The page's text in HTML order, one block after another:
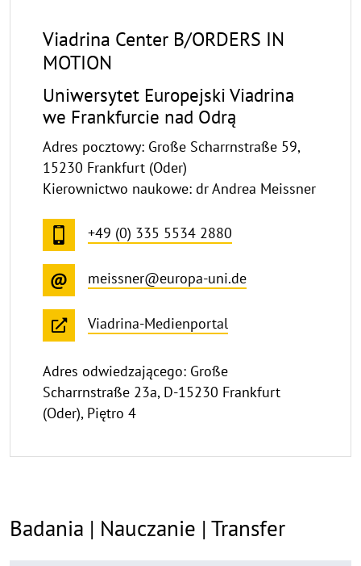
Viadrina Center B/ORDERS IN
MOTION
Uniwersytet Europejski Viadrina
we Frankfurcie nad Odrą
Adres pocztowy: Große Scharrnstraße 59,
15230 Frankfurt (Oder)
Kierownictwo naukowe: dr Andrea Meissner
+49 (0) 335 5534 2880
meissner@europa-uni.de
Viadrina-Medienportal
Adres odwiedzającego: Große
Scharrnstraße 23a, D-15230 Frankfurt
(Oder), Piętro 4
Badania | Nauczanie | Transfer